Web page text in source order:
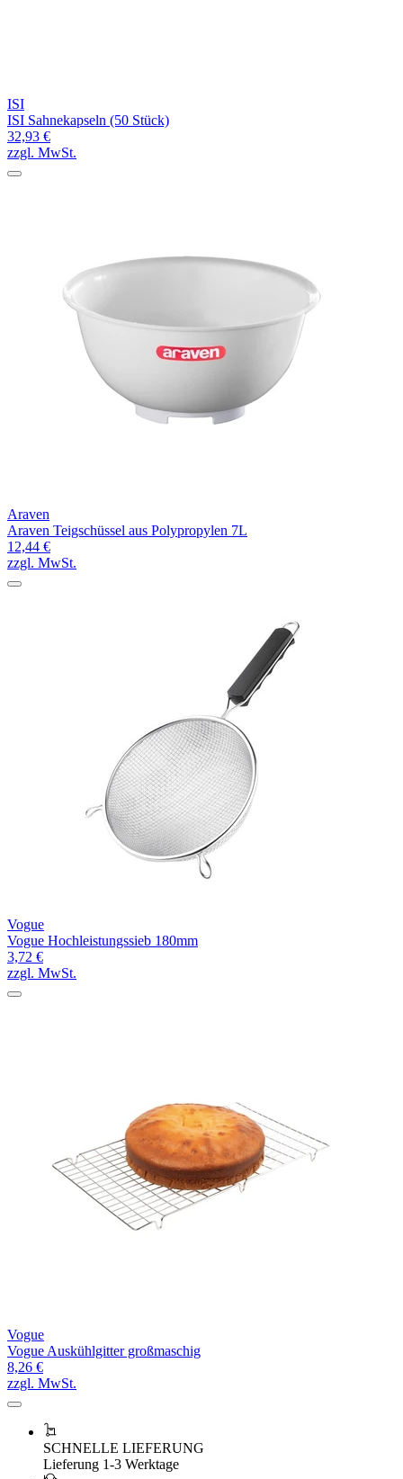
ISI
ISI Sahnekapseln (50 Stück)
32,93 €
zzgl. MwSt.
Araven
Araven Teigschüssel aus Polypropylen 7L
12,44 €
zzgl. MwSt.
Vogue
Vogue Hochleistungssieb 180mm
3,72 €
zzgl. MwSt.
Vogue
Vogue Auskühlgitter großmaschig
8,26 €
zzgl. MwSt.
SCHNELLE LIEFERUNG
Lieferung 1-3 Werktage